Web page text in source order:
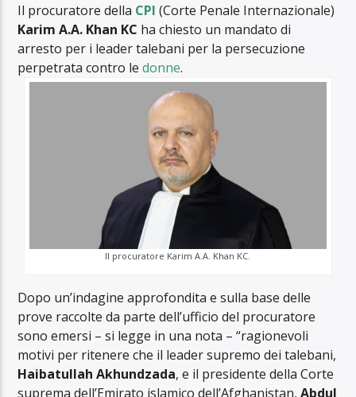
Il procuratore della CPI (Corte Penale Internazionale)
Karim A.A. Khan KC ha chiesto un mandato di
arresto per i leader talebani per la persecuzione
perpetrata contro ledonne.
Il procuratore Karim A.A. Khan KC.
Dopo un’indagine approfondita e sulla base delle
prove raccolte da parte dell’ufficio del procuratore
sono emersi – si legge in una nota – “ragionevoli
motivi per ritenere che il leader supremo dei talebani,
Haibatullah Akhundzada, e il presidente della Corte
suprema dell’Emirato islamico dell’Afghanistan,Abdul